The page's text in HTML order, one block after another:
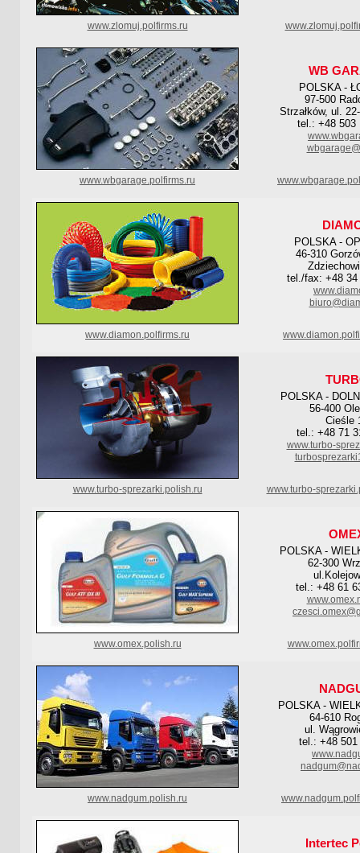
www.zlomuj.polfirms.ru
WB
POLSKA -
97-500
Strzałków, ul.
tel.: +48 503
www.wbgarage.polfirms.ru
POLSKA -
46-310
tel./fax: +48 34
www.diamon.polfirms.ru
POLSKA -
56-400
Cieśle
tel.: +48 71
www.turbo-
www.turbo-sprezarki.polish.ru www.turbo-
POLSKA -
62-300
tel.: +48 61
www.omex.polish.ru
POLSKA -
64-610
ul.
tel.: +48
www.nadgum.polish.ru
Intertec